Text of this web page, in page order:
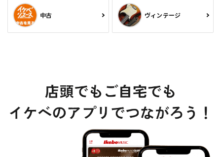
中古 ヴィンテージ